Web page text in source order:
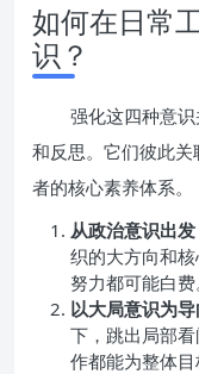
如何在日常
识？
强化这四种意
和反思。它们彼此
者的核心素养体系。
从政治意识出发
织的大方向和
努力都可能白费
以大局意识为
下，跳出局部
作都能为整体目